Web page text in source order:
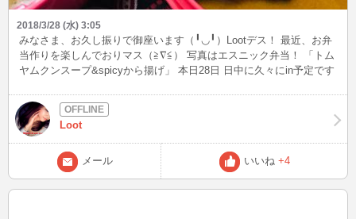
2018/3/28 (水) 3:05
みなさま、お久し振りで御座います（╹◡╹）Lootデス！ 最近、お弁
当作りを楽しんでおりマス（≧∇≦） 写真はエスニック弁当！ 「トム
ヤムクンスープ&spicyから揚げ」 本日28日 日中に久々にin予定です
Loot
メール いいね +4